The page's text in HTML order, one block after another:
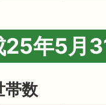
25年5月
帯数